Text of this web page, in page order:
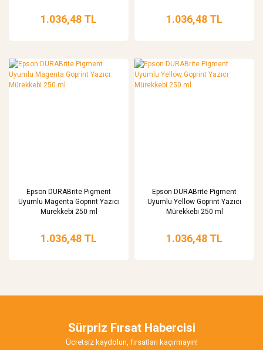
1.036,48 TL 1.036,48 TL
Epson DURABrite Pigment
Uyumlu Magenta Goprint Yazıcı
Mürekkebi 250 ml
1.036,48 TL
Epson DURABrite Pigment
Uyumlu Yellow Goprint Yazıcı
Mürekkebi 250 ml
1.036,48 TL
Sürpriz Fırsat Habercisi
Ücretsiz kaydolun, fırsatları kaçırmayın!